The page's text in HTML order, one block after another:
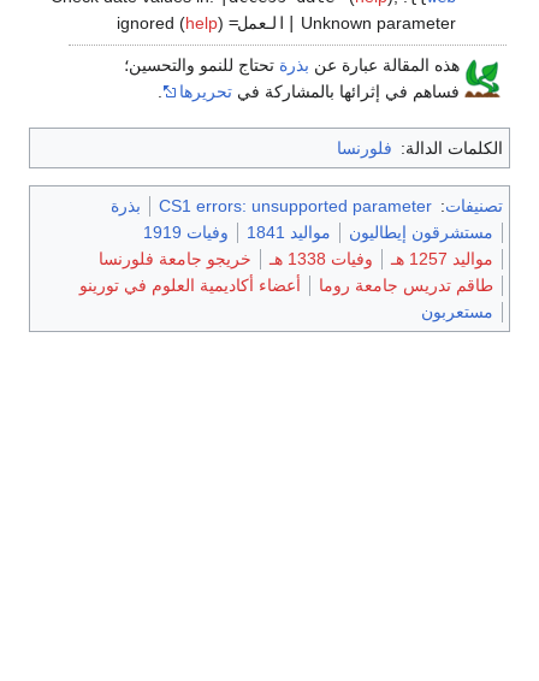
Unknown parameter
|العمل=ignored (
help)
هذه المقالة عبارة عن بذرة تحتاج للنمو والتحسين؛
فساهم في إثرائها بالمشاركة في تحريرها .
الكلمات الدالة: فلورنسا
تصنيفات:
CS1 errors: unsupported parameter
بذرة
مستشرقون إيطاليون
مواليد 1841
وفيات 1919
مواليد 1257 هـ
وفيات 1338 هـ
خريجو جامعة فلورنسا
طاقم تدريس جامعة روما
أعضاء أكاديمية العلوم في تورينو
مستعربون